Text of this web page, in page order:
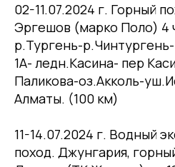
02-11.07.2024 г. Горный
Эргешов (марко Поло) 4
р.Тургень-
1А- ледн.Касина- пер
Паликова-оз.Акколь-
Алматы. (100 км)
11-14.07.2024 г. Водный
поход. Джунгария,